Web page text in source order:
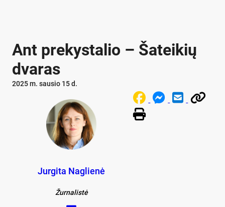
Ant prekystalio – Šateikių
dvaras
2025 m. sausio 15 d.
Jurgita Naglienė
Žurnalistė